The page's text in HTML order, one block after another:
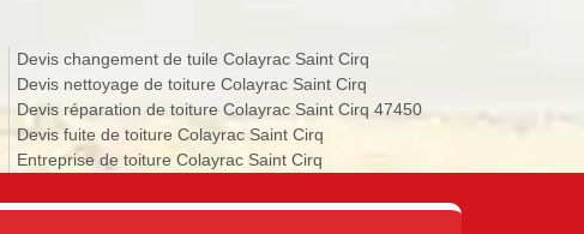
Devis changement de tuile Colayrac Saint Cirq
Devis nettoyage de toiture Colayrac Saint Cirq
Devis réparation de toiture Colayrac Saint Cirq 47450
Devis fuite de toiture Colayrac Saint Cirq
Entreprise de toiture Colayrac Saint Cirq